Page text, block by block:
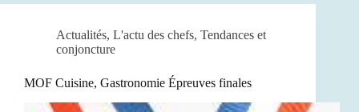
Actualités, L'actu des chefs, Tendances et
conjoncture
MOF Cuisine, Gastronomie Épreuves finales